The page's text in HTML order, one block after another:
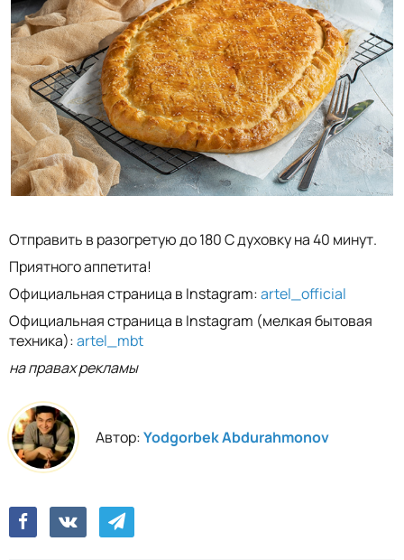
Отправить в разогретую до 180 С духовку на 40 минут.
Приятного аппетита!
Официальная страница в Instagram:artel_official
Официальная страница в Instagram (мелкая бытовая
техника):artel_mbt
на правах рекламы
Автор:Yodgorbek Abdurahmonov